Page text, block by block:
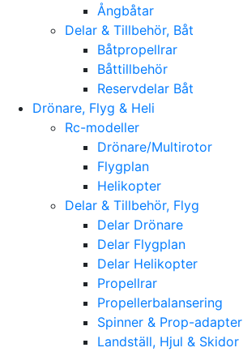
Ångbåtar
Delar & Tillbehör, Båt
Båtpropellrar
Båttillbehör
Reservdelar Båt
Drönare, Flyg & Heli
Rc-modeller
Drönare/Multirotor
Flygplan
Helikopter
Delar & Tillbehör, Flyg
Delar Drönare
Delar Flygplan
Delar Helikopter
Propellrar
Propellerbalansering
Spinner & Prop-adapter
Landställ, Hjul & Skidor